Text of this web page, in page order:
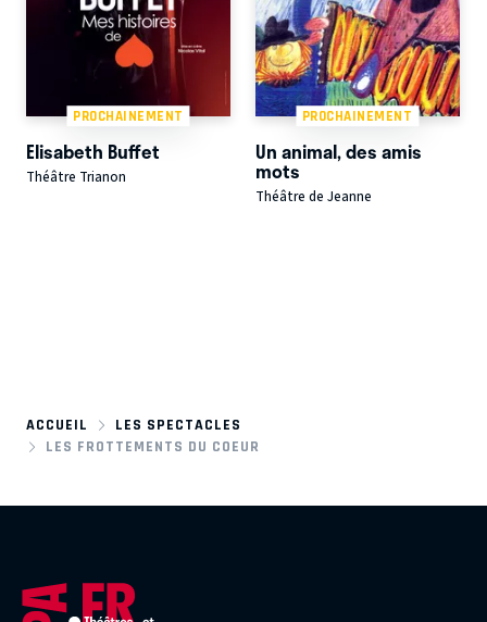
PROCHAINEMENT
Elisabeth Buffet
Théâtre Trianon
PROCHAINEMENT
Un animal, des amis
mots
Théâtre de Jeanne
ACCUEIL
LES SPECTACLES
LES FROTTEMENTS DU COEUR